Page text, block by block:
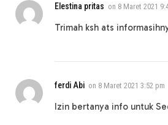
Elestina pritas on 8 Maret 2021
Trimah ksh ats
ferdi Abi on 8 Maret 2021 3:52 pm
Izin bertanya info untuk